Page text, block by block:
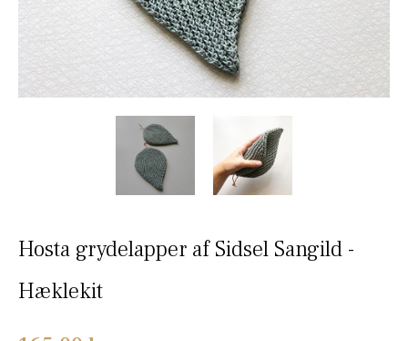
Hosta grydelapper af Sidsel Sangild -
Hæklekit
Normalpris